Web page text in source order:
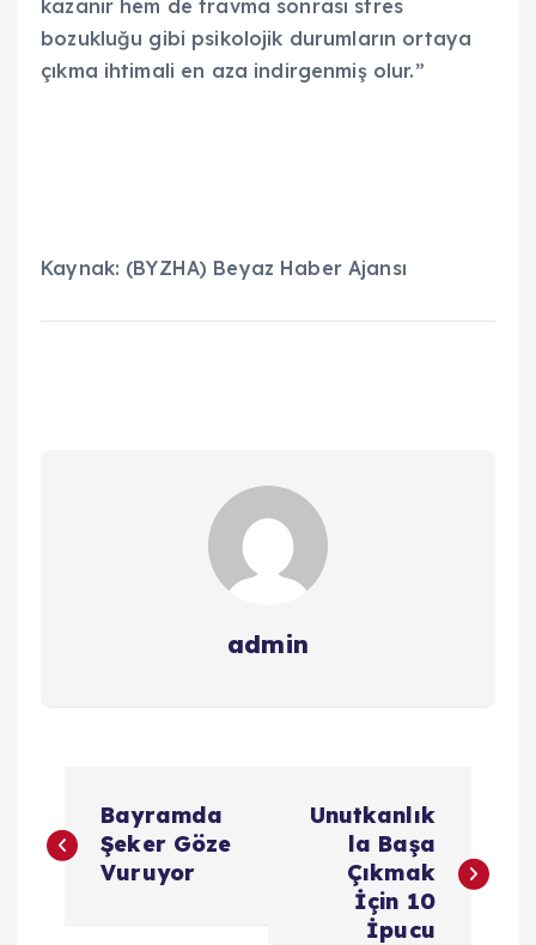
kazanır hem de travma sonrası stres
bozukluğu gibi psikolojik durumların ortaya
çıkma ihtimali en aza indirgenmiş olur.”
Kaynak: (BYZHA) Beyaz Haber Ajansı
admin
a
Bayramda
Şeker Göze
Vuruyor
Unutkanlık
la Başa
Çıkmak
İçin 10
İpucu